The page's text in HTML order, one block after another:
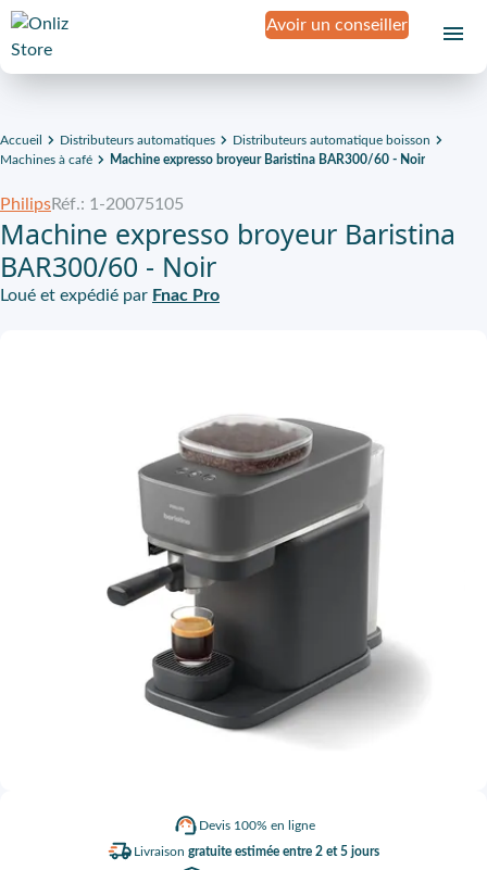
Avoir un conseiller
Accueil Distributeurs automatiques
Distributeurs automatique boisson
Machines à café
Machine expresso broyeur Baristina BAR300/60 - Noir
Devis 100% en ligne
Livraison gratuite estimée entre 2 et 5 jours
PhilipsRéf.: 1-20075105
Machine expresso broyeur Baristina
BAR300/60 - Noir
Loué et expédié par Fnac Pro